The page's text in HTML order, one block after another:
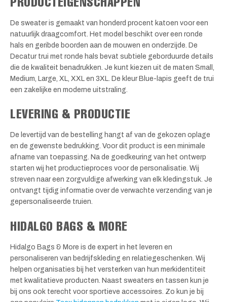
De sweater is gemaakt van honderd procent katoen voor een
natuurlijk draagcomfort. Het model beschikt over een ronde
hals en geribde boorden aan de mouwen en onderzijde. De
Decatur trui met ronde hals bevat subtiele geborduurde details
die de kwaliteit benadrukken. Je kunt kiezen uit de maten Small,
Medium, Large, XL, XXL en 3XL. De kleur Blue-lapis geeft de trui
een zakelijke en moderne uitstraling.
LEVERING & PRODUCTIE
De levertijd van de bestelling hangt af van de gekozen oplage
en de gewenste bedrukking. Voor dit product is een minimale
afname van toepassing. Na de goedkeuring van het ontwerp
starten wij het productieproces voor de personalisatie. Wij
streven naar een zorgvuldige afwerking van elk kledingstuk. Je
ontvangt tijdig informatie over de verwachte verzending van je
gepersonaliseerde truien.
HIDALGO BAGS & MORE
Hidalgo Bags & More is de expert in het leveren en
personaliseren van bedrijfskleding en relatiegeschenken. Wij
helpen organisaties bij het versterken van hun merkidentiteit
met kwalitatieve producten. Naast sweaters en tassen kun je
bij ons ook terecht voor sportieve accessoires. Zo kun je bij